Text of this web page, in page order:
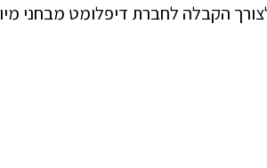
הקבלה לחברת דיפלומט מבחני